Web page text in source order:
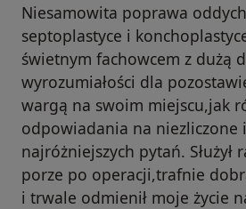
Niesamowita poprawa
septoplastyce i
świetnym fachowcem z dużą
wyrozumiałości dla
wargą na swoim miejscu,jak
odpowiadania na niezliczone
najróżniejszych pytań. Służył
porze po operacji,trafnie
i trwale odmienił moje życie